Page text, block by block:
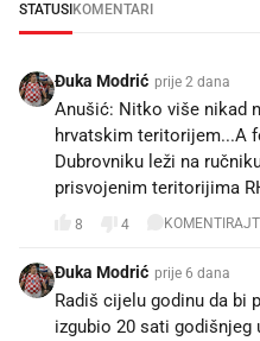
STATUSI KOMENTARI
Đuka Modrić prije 2 dana
Anušić: Nitko više nikad
hrvatskim teritorijem...A
Dubrovniku leži na
prisvojenim teritorijima
8 4
Đuka Modrić prije 6 dana
Radiš cijelu godinu da bi
izgubio 20 sati godišnjeg